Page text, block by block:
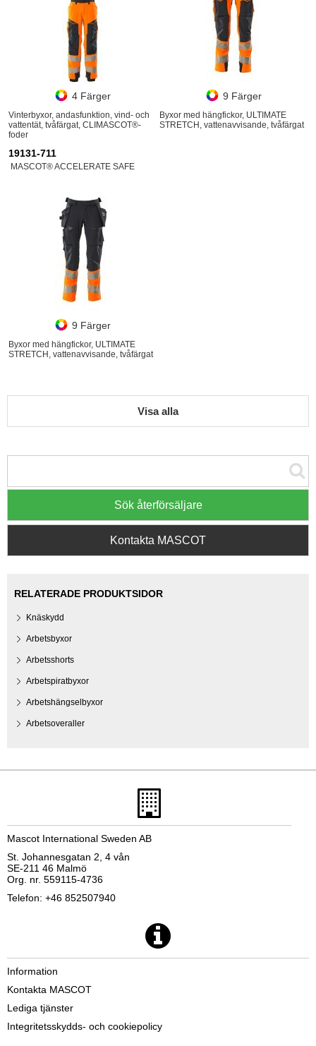
4 Färger
Vinterbyxor, andasfunktion, vind- och
vattentät, tvåfärgat, CLIMASCOT®-
foder
9 Färger
Byxor med hängfickor, ULTIMATE
STRETCH, vattenavvisande, tvåfärgat
19131-711
MASCOT® ACCELERATE SAFE
9 Färger
Byxor med hängfickor, ULTIMATE
STRETCH, vattenavvisande, tvåfärgat
Visa alla
Sök återförsäljare
Kontakta MASCOT
RELATERADE PRODUKTSIDOR
Knäskydd
Arbetsbyxor
Arbetsshorts
Arbetspiratbyxor
Arbetshängselbyxor
Arbetsoveraller
Mascot International Sweden AB
St. Johannesgatan 2, 4 vån
SE-211 46 Malmö
Org. nr. 559115-4736
Telefon: +46 852507940
Information
Kontakta MASCOT
Lediga tjänster
Integritetsskydds- och cookiepolicy